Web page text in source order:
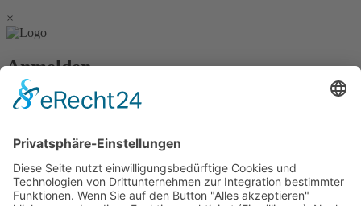
×
Anmelden
Passwort vergessen?
Angemeldet bleiben